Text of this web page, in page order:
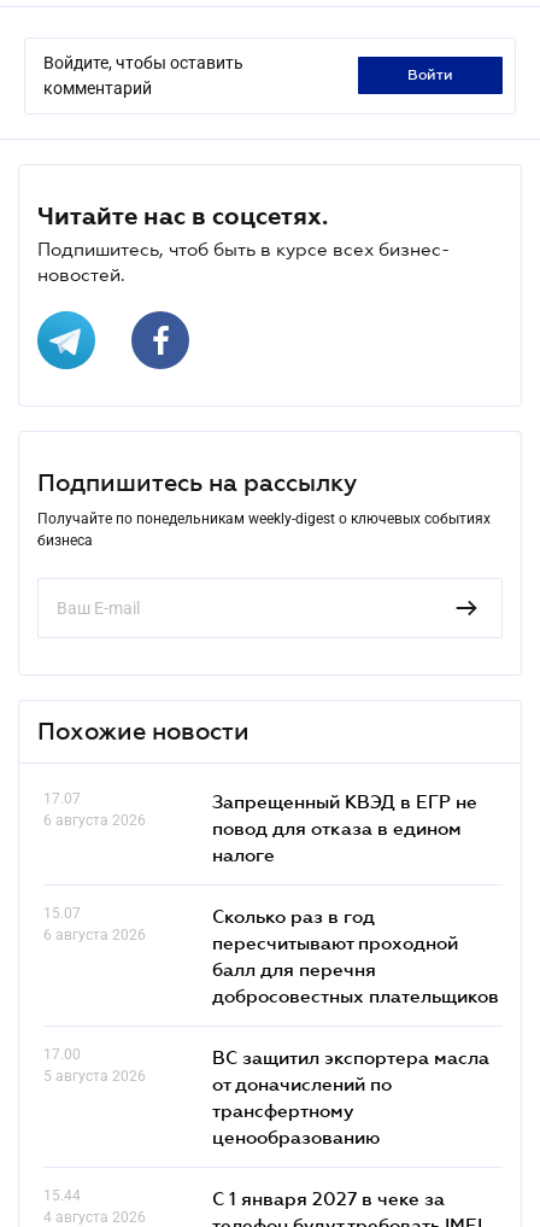
Войдите, чтобы оставить
комментарий
войти
Читайте нас в соцсетях.
Подпишитесь, чтоб быть в курсе всех бизнес-
новостей.
Подпишитесь на рассылку
Получайте по понедельникам weekly-digest о ключевых событиях
бизнеса
Похожие новости
17.07
6 августа 2026
Запрещенный КВЭД в ЕГР не
повод для отказа в едином
налоге
15.07
6 августа 2026
Сколько раз в год
пересчитывают проходной
балл для перечня
добросовестных плательщиков
17.00
5 августа 2026
ВС защитил экспортера масла
от доначислений по
трансфертному
ценообразованию
15.44
4 августа 2026
С 1 января 2027 в чеке за